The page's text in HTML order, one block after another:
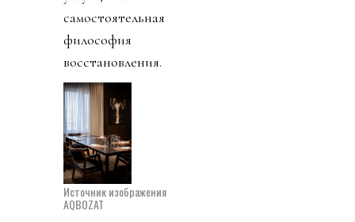
самостоятельная
философия
восстановления.
Источник изображения
AQBOZAT